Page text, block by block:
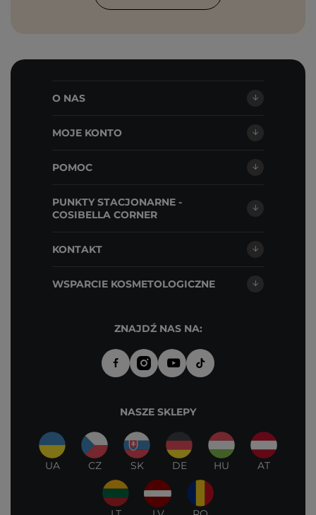
O NAS
MOJE KONTO
POMOC
PUNKTY STACJONARNE -
COSIBELLA CORNER
KONTAKT
WSPARCIE KOSMETOLOGICZNE
ZNAJDŹ NAS NA:
NASZE SKLEPY
UA CZ SK DE HU AT